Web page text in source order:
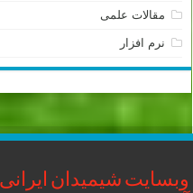
مقالات علمی
نرم افزار
وبسایت شیمیدان